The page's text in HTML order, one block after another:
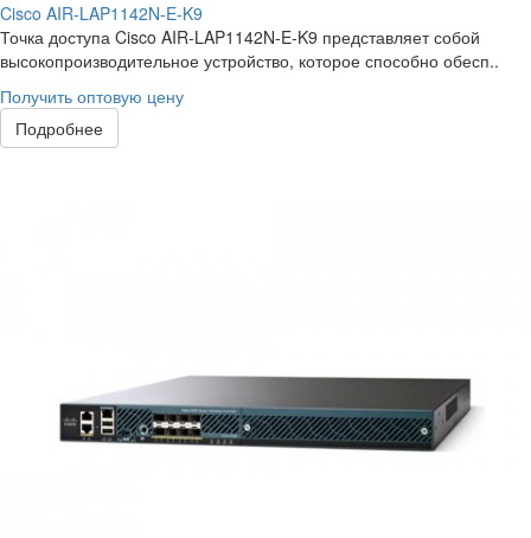
Cisco AIR-LAP1142N-E-K9
Точка доступа Cisco AIR-LAP1142N-E-K9 представляет собой
высокопроизводительное устройство, которое способно обесп..
Получить оптовую цену
Подробнее